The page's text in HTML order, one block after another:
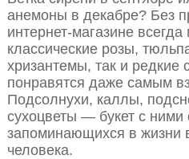
анемоны в декабре? Без
интернет-магазине
классические розы,
хризантемы, так и редкие
понравятся даже самым
Подсолнухи, каллы,
сухоцветы — букет с ними
запоминающихся в жизни
человека.